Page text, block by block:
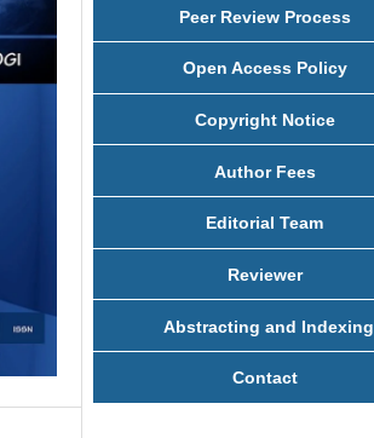
Peer Review Process
Open Access Policy
Copyright Notice
Author Fees
Editorial Team
Reviewer
Abstracting and Indexing
Contact